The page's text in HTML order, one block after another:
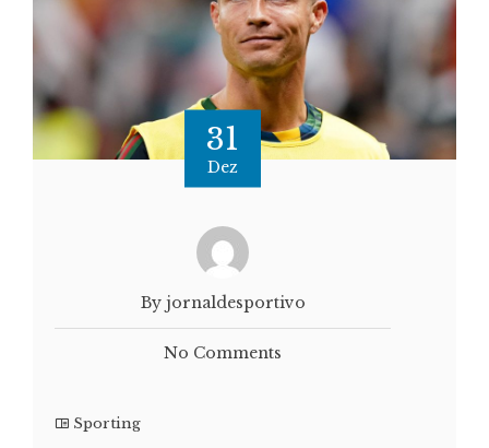
31
Dez
By jornaldesportivo
No Comments
Sporting